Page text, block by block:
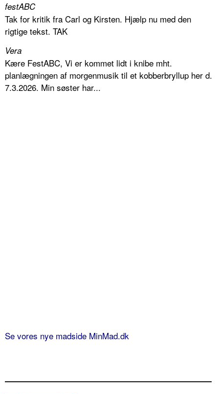
festABC
Tak for kritik fra Carl og Kirsten. Hjælp nu med den
rigtige tekst. TAK
Vera
Kære FestABC, Vi er kommet lidt i knibe mht.
planlægningen af morgenmusik til et kobberbryllup her d.
7.3.2026. Min søster har...
Se vores nye madside MinMad.dk